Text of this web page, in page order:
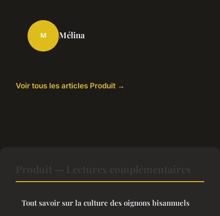
M Mélina
Voir tous les articles Produit →
Tout savoir sur la culture des oignons bisannuels